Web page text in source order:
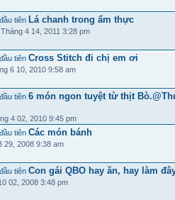
Lá chanh trong ẩm thực
4 14, 2011 3:28 pm
Cross Stitch đi chị em ơi
6 10, 2010 9:58 am
6 món ngon tuyệt từ thịt
4 02, 2010 9:45 pm
Các món bánh
29, 2008 9:38 am
Con gái QBO hay ăn, hay làm
02, 2008 3:48 pm